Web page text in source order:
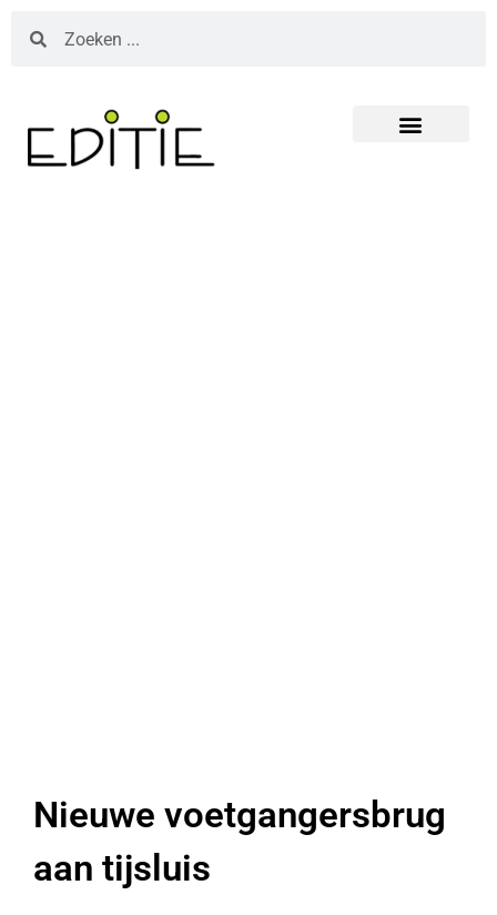
Nieuwe voetgangersbrug
aan tijsluis